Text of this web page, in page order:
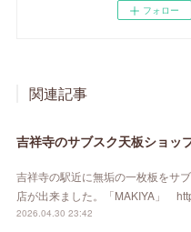
フォロー
関連記事
吉祥寺のサブスク天板ショッ
吉祥寺の駅近に無垢の一枚板をサ
店が出来ました。「MAKIYA」
2026.04.30 23:42